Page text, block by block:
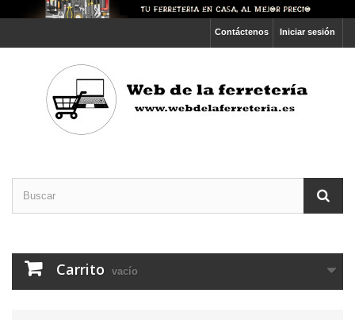
Iniciar sesión
Contáctenos
Carrito vacío